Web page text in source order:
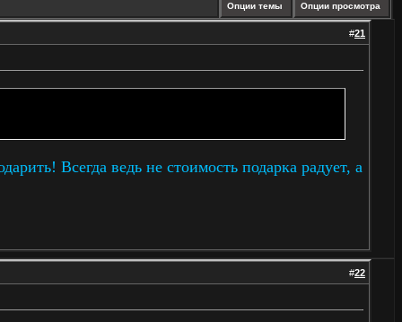
Опции темы Опции просмотра
#21
Всегда ведь не стоимость подарка радует, а
#22